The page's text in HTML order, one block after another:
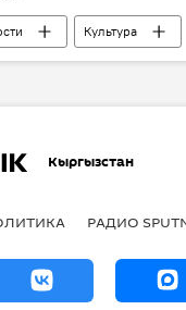
Культура
Общество
война
Отечественной войне
Кыргызстан
РАДИО